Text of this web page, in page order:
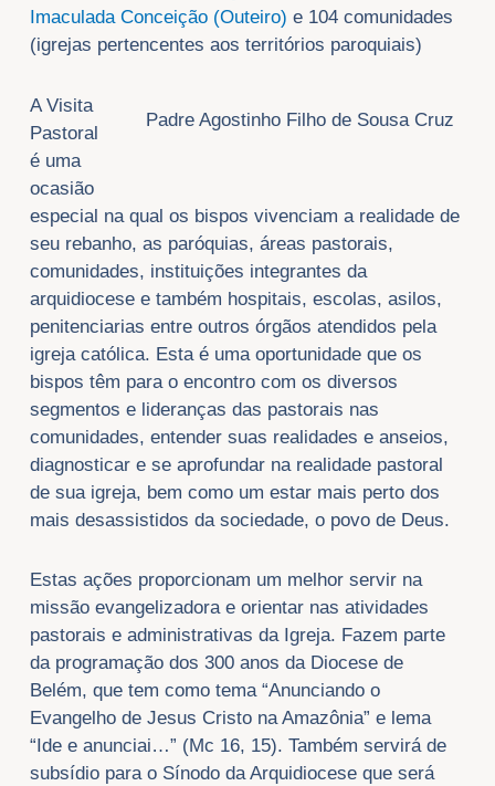
Imaculada Conceição (Outeiro) e 104 comunidades
(igrejas pertencentes aos territórios paroquiais)
Padre Agostinho Filho de Sousa Cruz
A Visita
Pastoral
é uma
ocasião
especial na qual os bispos vivenciam a realidade de
seu rebanho, as paróquias, áreas pastorais,
comunidades, instituições integrantes da
arquidiocese e também hospitais, escolas, asilos,
penitenciarias entre outros órgãos atendidos pela
igreja católica. Esta é uma oportunidade que os
bispos têm para o encontro com os diversos
segmentos e lideranças das pastorais nas
comunidades, entender suas realidades e anseios,
diagnosticar e se aprofundar na realidade pastoral
de sua igreja, bem como um estar mais perto dos
mais desassistidos da sociedade, o povo de Deus.
Estas ações proporcionam um melhor servir na
missão evangelizadora e orientar nas atividades
pastorais e administrativas da Igreja. Fazem parte
da programação dos 300 anos da Diocese de
Belém, que tem como tema “Anunciando o
Evangelho de Jesus Cristo na Amazônia” e lema
“Ide e anunciai…” (Mc 16, 15). Também servirá de
subsídio para o Sínodo da Arquidiocese que será